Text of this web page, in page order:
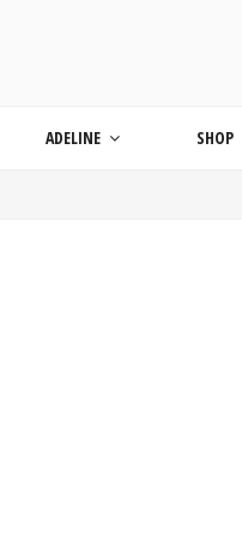
ADELINE SHOP